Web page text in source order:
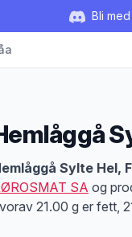
Bli
Sylte Hel,
SA og
21.00 g er fett,